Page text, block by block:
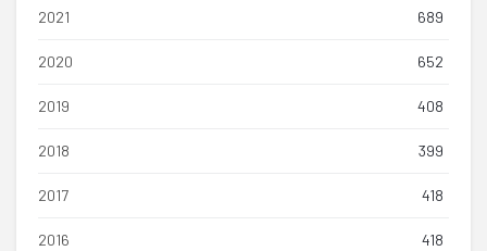
2021 689
2020 652
2019 408
2018 399
2017 418
2016 418